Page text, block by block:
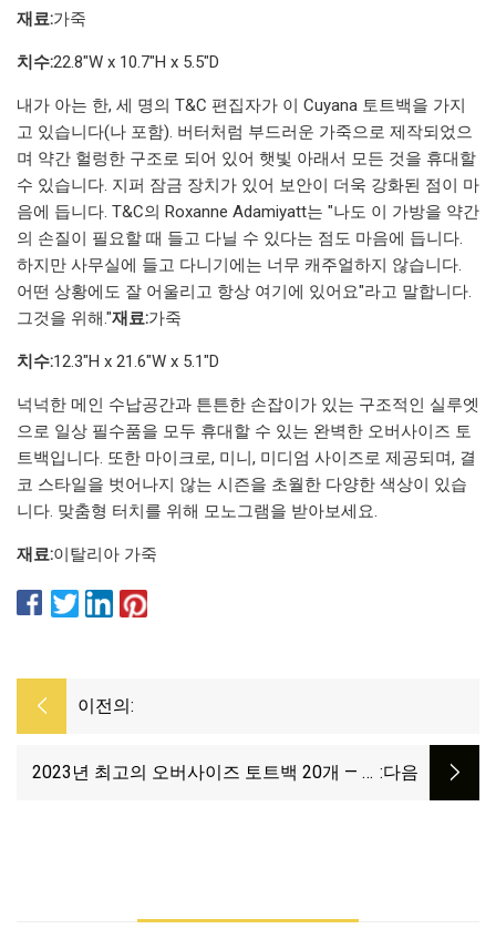
재료:가죽
치수:22.8"W x 10.7"H x 5.5"D
내가 아는 한, 세 명의 T&C 편집자가 이 Cuyana 토트백을 가지
고 있습니다(나 포함). 버터처럼 부드러운 가죽으로 제작되었으
며 약간 헐렁한 구조로 되어 있어 햇빛 아래서 모든 것을 휴대할
수 있습니다. 지퍼 잠금 장치가 있어 보안이 더욱 강화된 점이 마
음에 듭니다. T&C의 Roxanne Adamiyatt는 "나도 이 가방을 약간
의 손질이 필요할 때 들고 다닐 수 있다는 점도 마음에 듭니다.
하지만 사무실에 들고 다니기에는 너무 캐주얼하지 않습니다.
어떤 상황에도 잘 어울리고 항상 여기에 있어요"라고 말합니다.
그것을 위해."재료:가죽
치수:12.3"H x 21.6"W x 5.1"D
넉넉한 메인 수납공간과 튼튼한 손잡이가 있는 구조적인 실루엣
으로 일상 필수품을 모두 휴대할 수 있는 완벽한 오버사이즈 토
트백입니다. 또한 마이크로, 미니, 미디엄 사이즈로 제공되며, 결
코 스타일을 벗어나지 않는 시즌을 초월한 다양한 색상이 있습
니다. 맞춤형 터치를 위해 모노그램을 받아보세요.
재료:이탈리아 가죽
이전의:
2023년 최고의 오버사이즈 토트백 20개 — 여 :다음